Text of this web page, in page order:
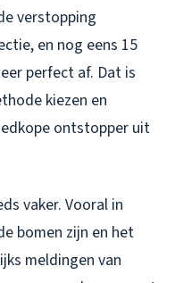
verstopping
en nog eens 15
perfect af. Dat is
kiezen en
ontstopper uit
vaker. Vooral in
bomen zijn en het
meldingen van